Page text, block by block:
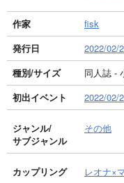
作家
fisk
発行日
2022/02/
種別/サイズ
同人誌 -
初出イベント
2022/
ジャンル/
サブジャンル
その他
カップリング レオナ×